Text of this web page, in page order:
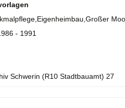
- 1991
Schwerin (R10 Stadtbauamt) 27